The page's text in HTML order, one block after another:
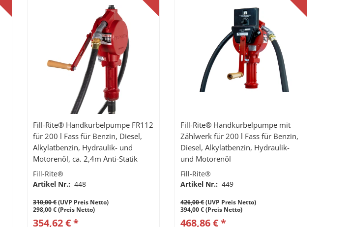
Fill-Rite® Handkurbelpumpe FR112
für 200 l Fass für Benzin, Diesel,
Alkylatbenzin, Hydraulik- und
Motorenöl, ca. 2,4m Anti-Statik
Schlauch, gebogenes Metall-
Auslaufrohr.
Fill-Rite®
Artikel Nr.: 448
310,00 €(UVP Preis Netto)
298,00 € (Preis Netto)
354,62 € *
Fill-Rite® Handkurbelpumpe mit
Zählwerk für 200 l Fass für Benzin,
Diesel, Alkylatbenzin, Hydraulik-
und Motorenöl
Fill-Rite®
Artikel Nr.: 449
426,00 €(UVP Preis Netto)
394,00 € (Preis Netto)
468,86 € *